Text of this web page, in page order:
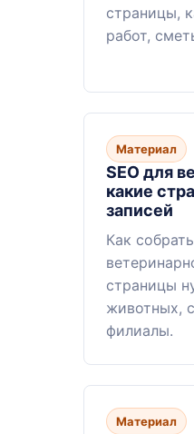
страницы,
работ,
Материал
SEO для
какие
записей
Как
страницы
животных,
филиалы.
Материал